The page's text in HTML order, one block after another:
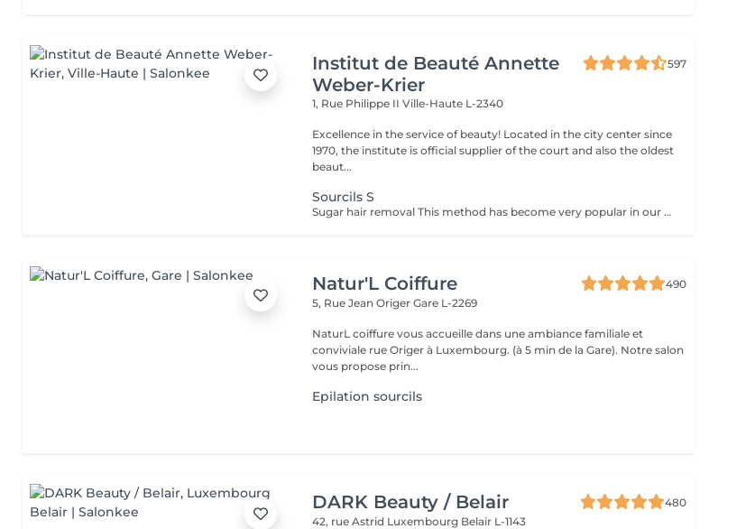
Institut de Beauté Annette
Weber-Krier
597
1, Rue Philippe IIVille-Haute L-2340
Excellence in the service of beauty! Located in the city center since
1970, the institute is official supplier of the court and also the oldest
beaut...
Sourcils S
Sugar hair removal This method has become very popular in our institute. The sugar paste is 100% natural. It is based on millennial recipes from the Middle East and contains exclusively water and sugar, without any chemical, aromatic or coloring substance. The paste is hypoallergenic and does not cause skin irritation. It applies to all areas. The paste is massaged inside the follicle, it envelops the hairs, surrounds them and lubricates them. The extraction is done in the natural direction of hair growth. There is no broken hair left in the follicle. This technique does not cause redness or irritation of the skin. Non-negligible advantage is the fact that it is not necessary to have a certain length of hair as with wax, the sugar effectively removes very short hair. The sugar withdraws without tapes. We also recommend this method to teenagers for their first depilations and to people who want full hair removal, because it is much less painful than waxing.
Natur'L Coiffure
490
5, Rue Jean OrigerGare L-2269
NaturL coiffure vous accueille dans une ambiance familiale et
conviviale rue Origer à Luxembourg. (à 5 min de la Gare). Notre salon
vous propose prin...
Epilation sourcils
DARK Beauty / Belair
480
42, rue Astrid Luxembourg Belair L-1143